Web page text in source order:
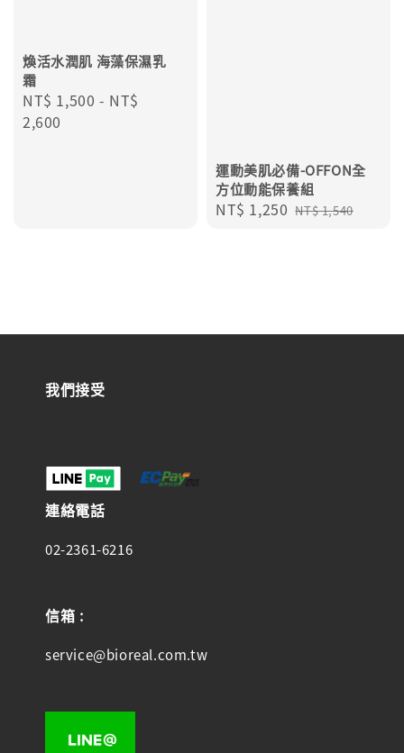
煥活水潤肌 海藻保濕乳
霜
Regular
price
NT$ 1,500 - NT$
2,600
運動美肌必備-OFFON全
方位動能保養組
Sale
NT$ 1,250 Regular
NT$ 1,540
我們接受
連絡電話
02-2361-6216
信箱 :
service@bioreal.com.tw